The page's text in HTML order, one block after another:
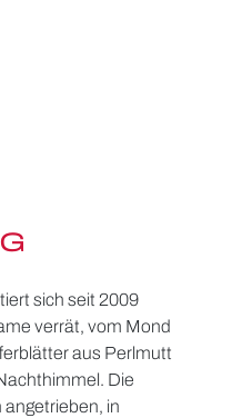
sich seit 2009
verrät, vom Mond
aus Perlmutt
Die
in